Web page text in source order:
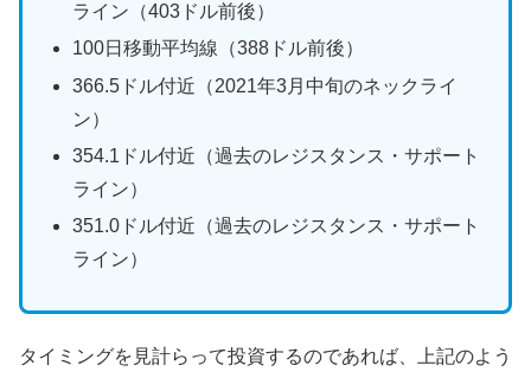
ライン（403ドル前後）
100日移動平均線（388ドル前後）
366.5ドル付近（2021年3月中旬のネックライ
ン）
354.1ドル付近（過去のレジスタンス・サポート
ライン）
351.0ドル付近（過去のレジスタンス・サポート
ライン）
タイミングを見計らって投資するのであれば、上記のよう